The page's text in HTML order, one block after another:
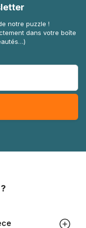
notre puzzle !
dans votre boîte